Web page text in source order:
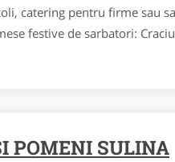
catering pentru firme sau
festive de sarbatori:
POMENI SULINA